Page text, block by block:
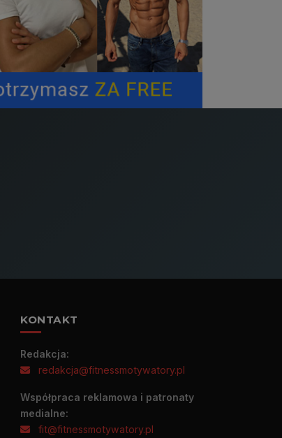
KONTAKT
Redakcja:
redakcja@fitnessmotywatory.pl
Współpraca reklamowa i patronaty
medialne:
fit@fitnessmotywatory.pl